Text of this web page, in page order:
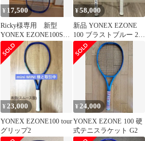
¥ 17,500
Ricky様専用 新型
YONEX EZONE100SL
硬式 テニスラケット
¥58,000
新品 YONEX EZONE
100 ブラストブルー 2本
セット G2
¥ 23,000
YONEX EZONE100 tour
グリップ2
¥ 24,000
YONEX EZONE 100 硬
式テニスラケット G2